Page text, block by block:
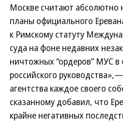
Москве считают
планы официального
к Римскому статуту
суда на фоне недавних
ничтожных “ордеров” МУС
российского
агентства каждое своего
сказанному добавил, что
крайне негативных